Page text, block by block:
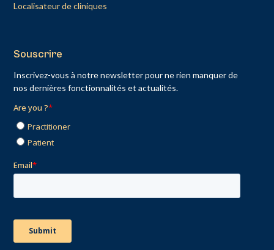
Localisateur de cliniques
Souscrire
Inscrivez-vous à notre newsletter pour ne rien manquer de
nos dernières fonctionnalités et actualités.